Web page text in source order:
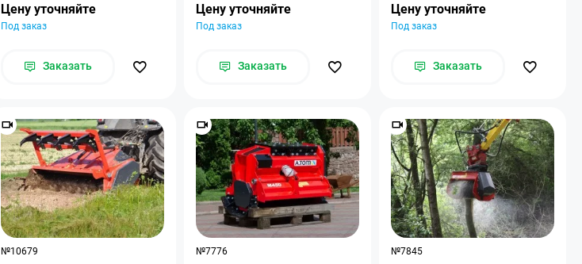
Цену уточняйте
Под заказ
Заказать
Цену уточняйте
Под заказ
Заказать
Цену уточняйте
Под заказ
Заказать
№10679 №7776 №7845